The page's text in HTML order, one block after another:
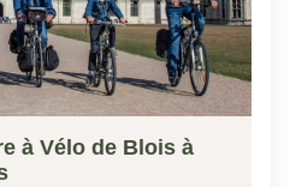
à Vélo de Blois à